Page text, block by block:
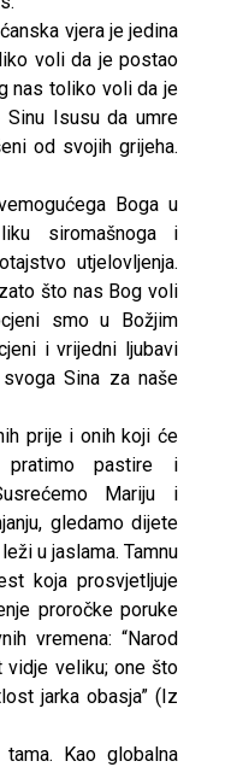
vjera je jedina
voli da je postao
nas toliko voli da je
Isusu da umre
od svojih grijeha.
Boga u
siromašnoga i
utjelovljenja.
što nas Bog voli
smo u Božjim
i vrijedni ljubavi
Sina za naše
prije i onih koji će
pastire i
Mariju i
gledamo dijete
u jaslama. Tamnu
koja prosvjetljuje
proročke poruke
vremena: “Narod
veliku; one što
jarka obasja” (Iz
Kao globalna